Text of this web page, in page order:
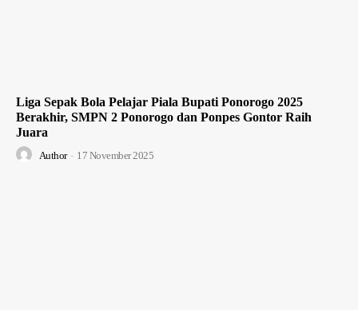
Liga Sepak Bola Pelajar Piala Bupati Ponorogo 2025
Berakhir, SMPN 2 Ponorogo dan Ponpes Gontor Raih
Juara
Author - 17 November 2025